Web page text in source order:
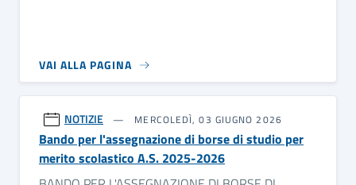
VAI ALLA PAGINA
NOTIZIE MERCOLEDÌ, 03 GIUGNO 2026
Bando per l'assegnazione di borse di studio per
merito scolastico A.S. 2025-2026